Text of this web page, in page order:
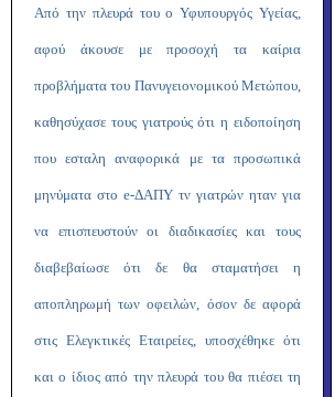
Από την πλευρά του ο Υφυπουργός Υγείας,
αφού άκουσε με προσοχή τα καίρια
προβλήματα του Πανυγειονομικού Μετώπου,
καθησύχασε τους γιατρούς ότι η ειδοποίηση
που εσταλη αναφορικά με τα προσωπικά
μηνύματα στο e-ΔΑΠΥ τν γιατρών ηταν για
να επισπευστούν οι διαδικασίες και τους
διαβεβαίωσε ότι δε θα σταματήσει η
αποπληρωμή των οφειλών, όσον δε αφορά
στις Ελεγκτικές Εταιρείες, υποσχέθηκε ότι
και ο ίδιος από την πλευρά του θα πιέσει τη